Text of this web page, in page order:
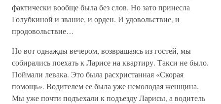
фактически вообще была без слов. Но зато принесла
Голубкиной и звание, и орден. И удовольствие, и
продовольствие…
Но вот однажды вечером, возвращаясь из гостей, мы
собирались поехать к Ларисе на квартиру. Такси не было.
Поймали левака. Это была расхристанная «Скорая
помощь». Водителем ее была уже немолодая женщина.
Мы уже почти подъехали к подъезду Ларисы, а водитель